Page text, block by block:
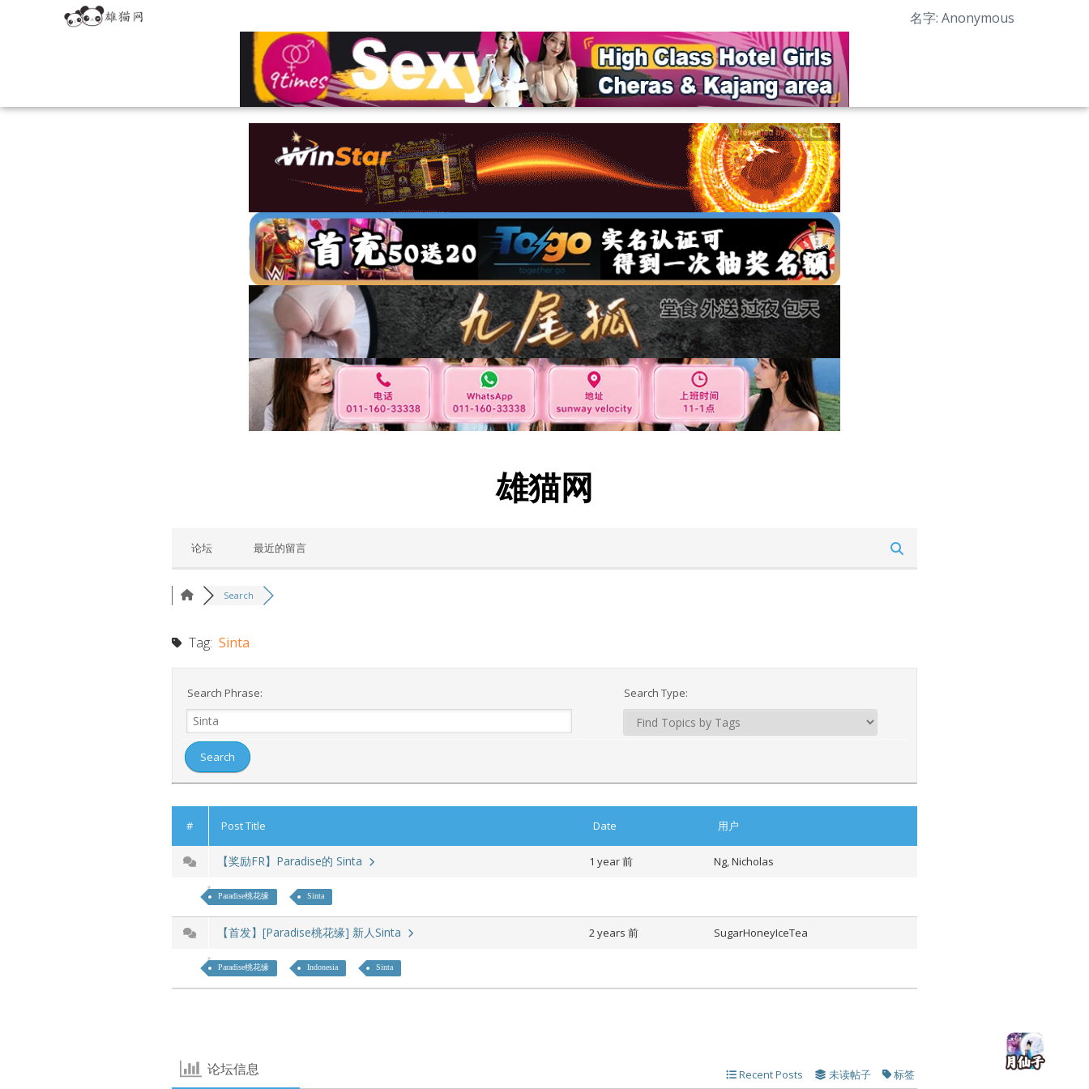
名字: Anonymous
雄猫网
论坛 最近的留言
Search
Tag: Sinta
Search Phrase: Search Type:
# Post Title Date 用户
【奖励FR】Paradise的 Sinta 1 year 前 Ng, Nicholas
Paradise桃花缘 Sinta
【首发】[Paradise桃花缘] 新人Sinta 2 years 前 SugarHoneyIceTea
Paradise桃花缘 Indonesia Sinta
论坛信息 Recent Posts 未读帖子 标签